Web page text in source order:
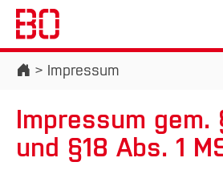
Campus
Startseite
Impressum
Impressum gem.
und §18 Abs. 1